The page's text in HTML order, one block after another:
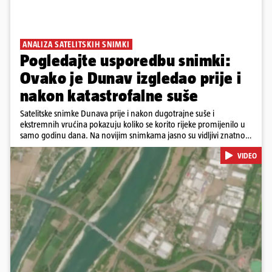
ANALIZA SATELITSKIH SNIMKI
Pogledajte usporedbu snimki:
Ovako je Dunav izgledao prije i
nakon katastrofalne suše
Satelitske snimke Dunava prije i nakon dugotrajne suše i
ekstremnih vrućina pokazuju koliko se korito rijeke promijenilo u
samo godinu dana. Na novijim snimkama jasno su vidljivi znatno
veći pješčani sprudovi i sužene vodene površine, što svjedoči o
povijesno niskim vodostajima. Promjene su zabilježene duž cijelog
toka, od Njemačke i Austrije, preko Slovačke, Hrvatske i Srbije, do
Rumunjske i Bugarske. Snimke je tijekom ljeta 2025. i 2026.
zabilježio satelit Sentinel-2 u sklopu programa Europske unije
Copernicus.
Pokretanje videa...
VIDEO